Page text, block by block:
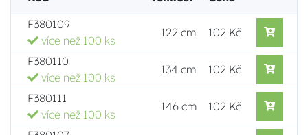
F380109
více než 100 ks
122 cm 102 Kč
F380110
více než 100 ks
134 cm 102 Kč
F380111
více než 100 ks
146 cm 102 Kč